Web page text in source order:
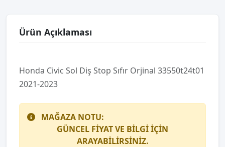
Ürün Açıklaması
Honda Ci̇vi̇c Sol Diş Stop Sıfır Orji̇nal 33550t24t01
2021-2023
MAĞAZA NOTU:
GÜNCEL FİYAT VE BİLGİ İÇİN
ARAYABİLİRSİNİZ.